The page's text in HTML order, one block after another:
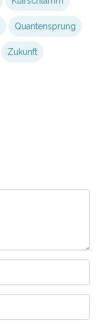
Quantensprung
Zukunft